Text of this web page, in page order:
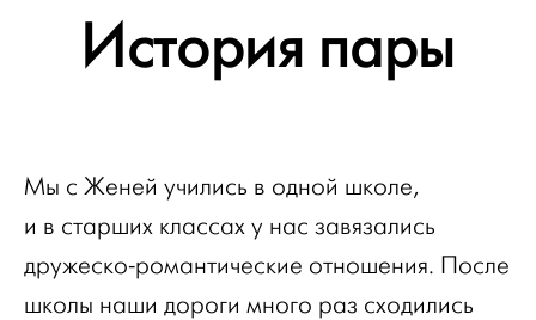
История пары
Мы с Женей учились в одной школе,
и в старших классах у нас завязались
дружеско-романтические отношения. После
школы наши дороги много раз сходились